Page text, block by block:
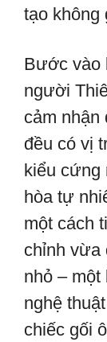
tạo không
Bước vào
người
cảm
đều có vị
kiểu cứng
hòa tự
một cách
chỉnh vừa
nhỏ –
nghệ
chiếc gối